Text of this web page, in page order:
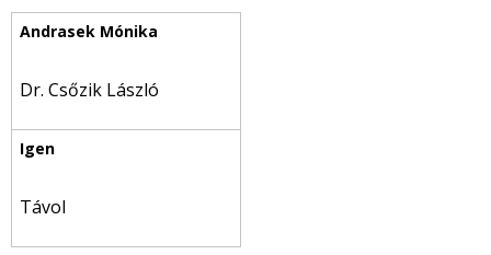
Dr. Csőzik László
Távol